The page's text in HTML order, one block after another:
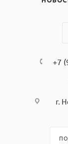
+7
г.